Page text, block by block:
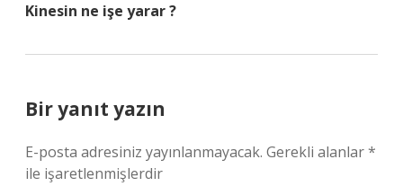
Kinesin ne işe yarar ?
Bir yanıt yazın
E-posta adresiniz yayınlanmayacak. Gerekli alanlar*
ile işaretlenmişlerdir